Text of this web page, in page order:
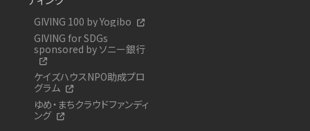
GIVING 100 by Yogibo
GIVING for SDGs
sponsored by ソニー銀行
ケイズハウスNPO助成プロ
グラム
ゆめ・まちクラウドファンディ
ング